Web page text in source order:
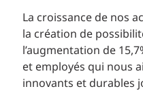
La croissance de nos
la création de
l’augmentation de
et employés qui nous
innovants et durables